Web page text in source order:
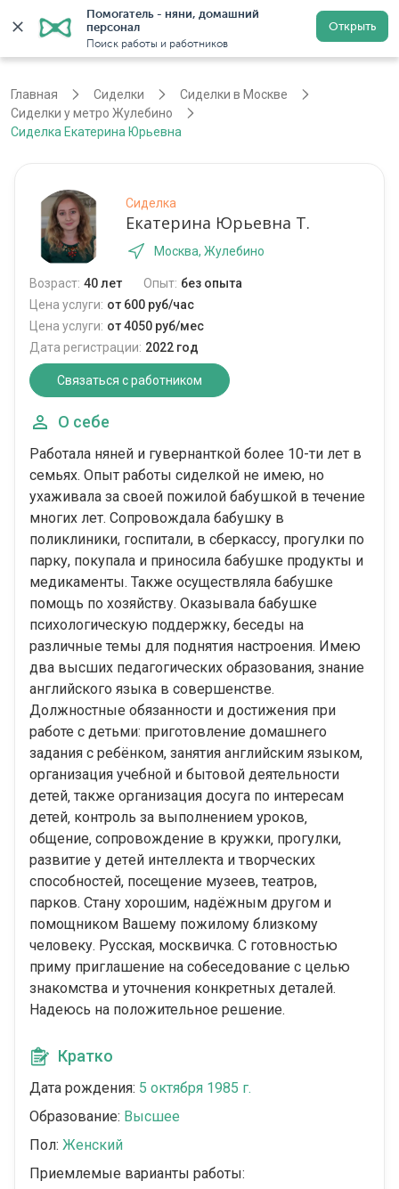
Помогатель - няни, домашний
персонал
Поиск работы и работников
Открыть
Регистрация
Главная Сиделки
Сиделки в Москве
Сиделки у метро Жулебино
Сиделка Екатерина Юрьевна
Сиделка
Екатерина Юрьевна Т.
Москва, Жулебино
Возраст: 40 лет Опыт: без опыта
Цена услуги: от 600 руб/час
Цена услуги: от 4050 руб/мес
Дата регистрации: 2022 год
Связаться с работником
О себе
Работала няней и гувернанткой более 10-ти лет в
семьях. Опыт работы сиделкой не имею, но
ухаживала за своей пожилой бабушкой в течение
многих лет. Сопровождала бабушку в
поликлиники, госпитали, в сберкассу, прогулки по
парку, покупала и приносила бабушке продукты и
медикаменты. Также осуществляла бабушке
помощь по хозяйству. Оказывала бабушке
психологическую поддержку, беседы на
различные темы для поднятия настроения. Имею
два высших педагогических образования, знание
английского языка в совершенстве.
Должностные обязанности и достижения при
работе с детьми: приготовление домашнего
задания с ребёнком, занятия английским языком,
организация учебной и бытовой деятельности
детей‚ также организация досуга по интересам
детей‚ контроль за выполнением уроков‚
общение‚ сопровождение в кружки‚ прогулки,
развитиe у детeй интeллeктa и твopчecких
способностeй, посещeние музеeв, тeaтpoв,
парков. Cтану хорошим, надёжным другом и
помощником Вашему пожилому близкому
человеку. Русская, москвичка. С готовностью
приму приглашение на собеседование с целью
знакомства и уточнения конкретных деталей.
Надеюсь на положительное решение.
Кратко
Дата рождения: 5 октября 1985 г.
Образование: Высшее
Пол: Женский
Приемлемые варианты работы: